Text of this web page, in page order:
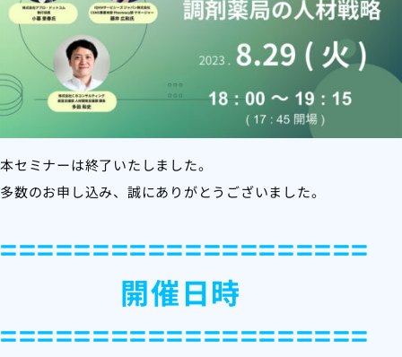
本セミナーは終了いたしました。
多数のお申し込み、誠にありがとうございました。
====================
開催日時
====================